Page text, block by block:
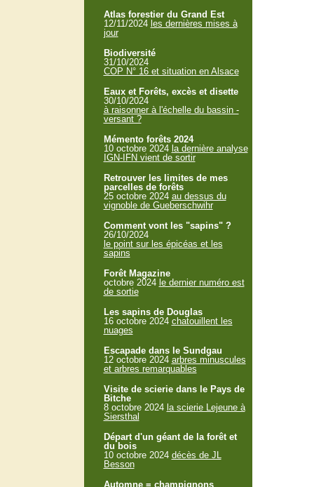
Atlas forestier du Grand Est
12/11/2024 les dernières mises à
jour
Biodiversité
31/10/2024
COP N° 16 et situation en Alsace
Eaux et Forêts, excès et disette
30/10/2024
à raisonner à l'échelle du bassin -
versant ?
Mémento forêts 2024
10 octobre 2024 la dernière analyse
IGN-IFN vient de sortir
Retrouver les limites de mes
parcelles de forêts
25 octobre 2024 au dessus du
vignoble de Gueberschwihr
Comment vont les "sapins" ?
26/10/2024
le point sur les épicéas et les
sapins
Forêt Magazine
octobre 2024 le dernier numéro est
de sortie
Les sapins de Douglas
16 octobre 2024 chatouillent les
nuages
Escapade dans le Sundgau
12 octobre 2024 arbres minuscules
et arbres remarquables
Visite de scierie dans le Pays de
Bitche
8 octobre 2024 la scierie Lejeune à
Siersthal
Départ d'un géant de la forêt et
du bois
10 octobre 2024 décès de JL
Besson
Automne = champignons